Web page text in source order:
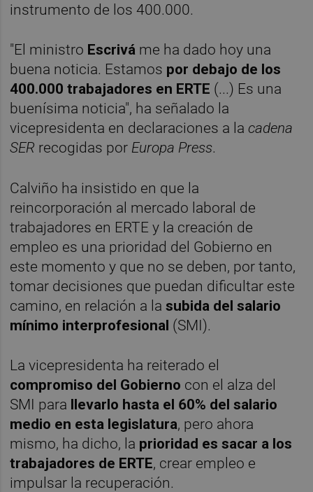
instrumento de los 400.000.
"El ministro Escrivá me ha dado hoy una
buena noticia. Estamos por debajo de los
400.000 trabajadores en ERTE (...) Es una
buenísima noticia", ha señalado la
vicepresidenta en declaraciones a lacadena
SER recogidas por Europa Press.
Calviño ha insistido en que la
reincorporación al mercado laboral de
trabajadores en ERTE y la creación de
empleo es una prioridad del Gobierno en
este momento y que no se deben, por tanto,
tomar decisiones que puedan dificultar este
camino, en relación a lasubida del salario
mínimo interprofesional (SMI).
La vicepresidenta ha reiterado el
compromiso del Gobierno con el alza del
SMI para llevarlo hasta el 60% del salario
medio en esta legislatura, pero ahora
mismo, ha dicho, la prioridad es sacar a los
trabajadores de ERTE, crear empleo e
impulsar la recuperación.